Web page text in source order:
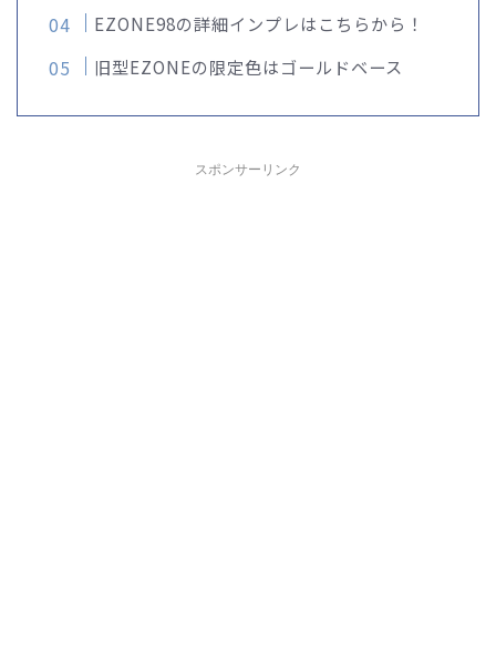
EZONE98の詳細インプレはこちらから！
旧型EZONEの限定色はゴールドベース
スポンサーリンク